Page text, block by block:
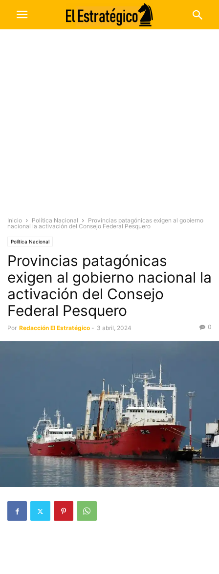
Inicio Política Nacional
Provincias patagónicas exigen al gobierno
nacional la activación del Consejo Federal Pesquero
Política Nacional
Provincias patagónicas
exigen al gobierno nacional la
activación del Consejo
Federal Pesquero
Por Redacción El Estratégico - 3 abril, 2024 0